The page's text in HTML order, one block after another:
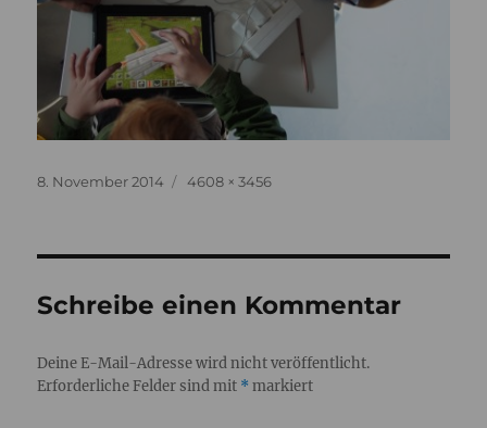
Veröffentlicht
8. November 2014 Originalgröße
4608 × 3456
Schreibe einen Kommentar
Deine E-Mail-Adresse wird nicht veröffentlicht.
Erforderliche Felder sind mit * markiert